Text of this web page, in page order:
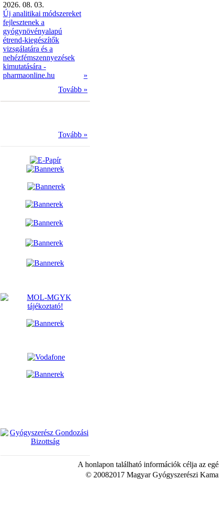
2026. 08. 03.
Új analitikai módszereket
fejlesztenek a
gyógynövényalapú
étrend-kiegészítők
vizsgálatára és a
nehézfémszennyezések
kimutatására -
pharmaonline.hu
»
Tovább »
Tovább »
A honlapon található információk célja az
© 20082017 Magyar Gyógyszerészi